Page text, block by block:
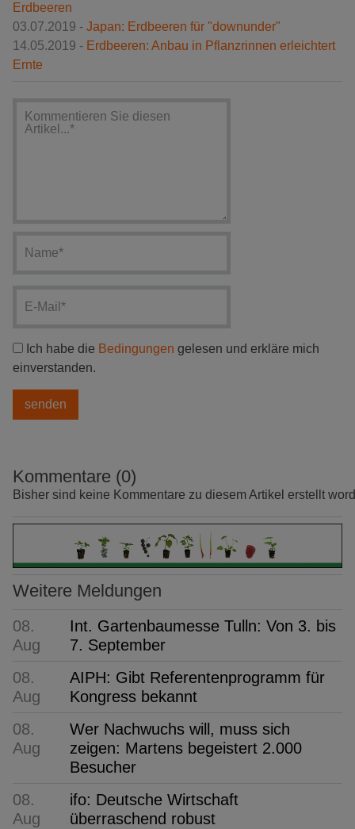
Erdbeeren
03.07.2019 - Japan: Erdbeeren für "downunder"
14.05.2019 - Erdbeeren: Anbau in Pflanzrinnen erleichtert
Ernte
Ich habe die Bedingungen gelesen und erkläre mich
einverstanden.
Kommentare (0)
Bisher sind keine Kommentare zu diesem Artikel erstellt
Weitere Meldungen
08.
Aug
Int. Gartenbaumesse Tulln: Von 3. bis
7. September
08.
Aug
AIPH: Gibt Referentenprogramm für
Kongress bekannt
08.
Aug
Wer Nachwuchs will, muss sich
zeigen: Martens begeistert 2.000
Besucher
08.
Aug
ifo: Deutsche Wirtschaft
überraschend robust